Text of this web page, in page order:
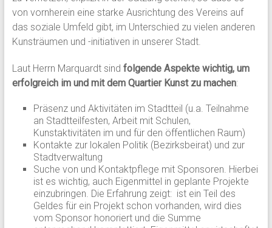
von vornherein eine starke Ausrichtung des Vereins auf
das soziale Umfeld gibt, im Unterschied zu vielen anderen
Kunsträumen und -initiativen in unserer Stadt.
Laut Herrn Marquardt sind folgende Aspekte wichtig, um
erfolgreich im und mit dem Quartier Kunst zu machen:
Präsenz und Aktivitäten im Stadtteil (u.a. Teilnahme
an Stadtteilfesten, Arbeit mit Schulen,
Kunstaktivitäten im und für den öffentlichen Raum)
Kontakte zur lokalen Politik (Bezirksbeirat) und zur
Stadtverwaltung
Suche von und Kontaktpflege mit Sponsoren. Hierbei
ist es wichtig, auch Eigenmittel in geplante Projekte
einzubringen. Die Erfahrung zeigt: ist ein Teil des
Geldes für ein Projekt schon vorhanden, wird dies
vom Sponsor honoriert und die Summe